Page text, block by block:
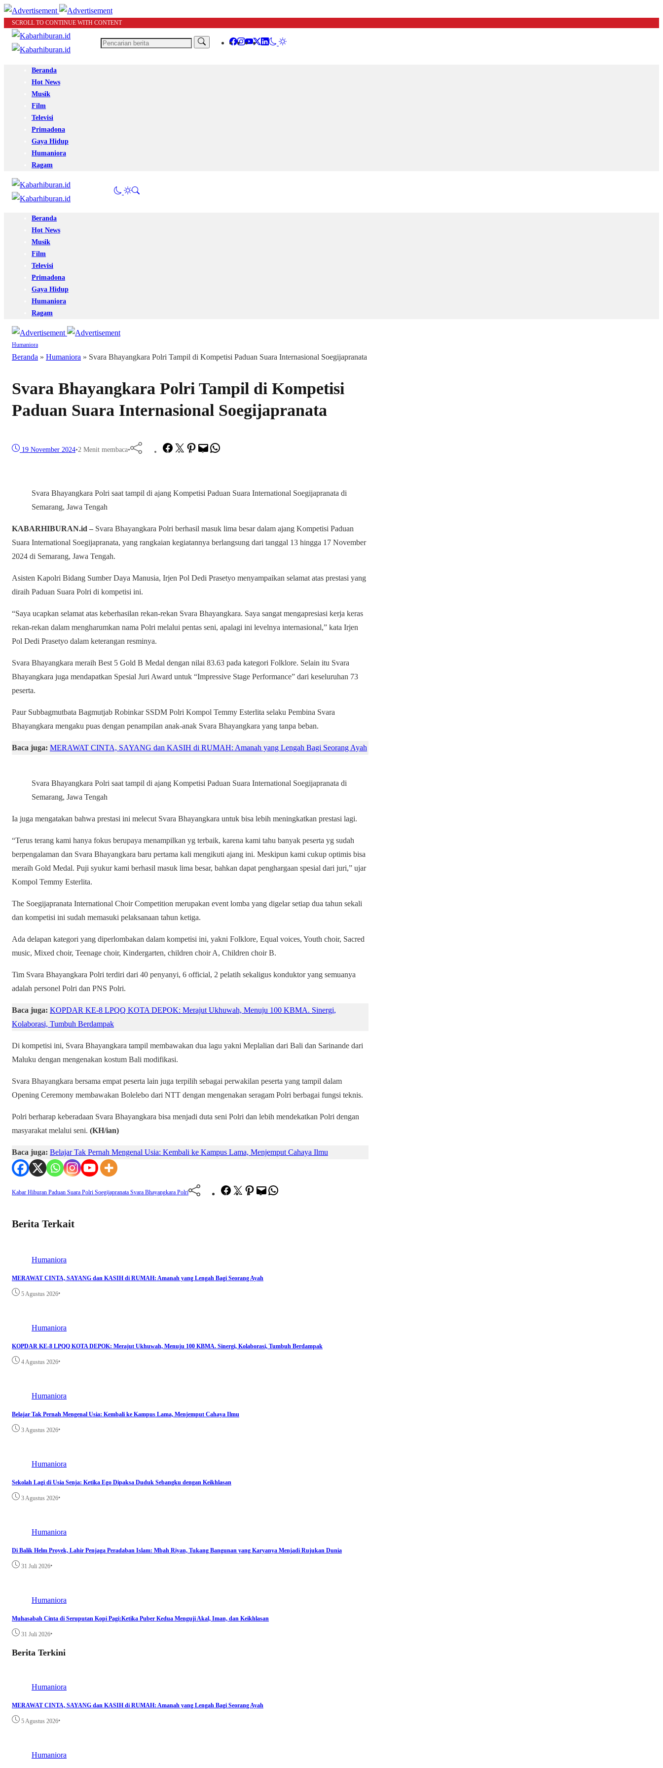
SCROLL TO CONTINUE WITH CONTENT
Beranda
Hot News
Musik
Film
Televisi
Primadona
Gaya Hidup
Humaniora
Ragam
Beranda
Hot News
Musik
Film
Televisi
Primadona
Gaya Hidup
Humaniora
Ragam
Humaniora
Beranda » Humaniora » Svara Bhayangkara Polri Tampil di Kompetisi Paduan Suara Internasional Soegijapranata
Svara Bhayangkara Polri Tampil di Kompetisi
Paduan Suara Internasional Soegijapranata
19 November 2024•2 Menit membaca• Facebook
TwitterPinterest
Mail
Svara Bhayangkara Polri saat tampil di ajang Kompetisi Paduan Suara International Soegijapranata di
Semarang, Jawa Tengah
KABARHIBURAN.id – Svara Bhayangkara Polri berhasil masuk lima besar dalam ajang Kompetisi Paduan
Suara International Soegijapranata, yang rangkaian kegiatannya berlangsung dari tanggal 13 hingga 17 November
2024 di Semarang, Jawa Tengah.
Asisten Kapolri Bidang Sumber Daya Manusia, Irjen Pol Dedi Prasetyo menyampaikan selamat atas prestasi yang
diraih Paduan Suara Polri di kompetisi ini.
“Saya ucapkan selamat atas keberhasilan rekan-rekan Svara Bhayangkara. Saya sangat mengapresiasi kerja keras
rekan-rekan dalam mengharumkan nama Polri melalui pentas seni, apalagi ini levelnya internasional,” kata Irjen
Pol Dedi Prasetyo dalam keterangan resminya.
Svara Bhayangkara meraih Best 5 Gold B Medal dengan nilai 83.63 pada kategori Folklore. Selain itu Svara
Bhayangkara juga mendapatkan Spesial Juri Award untuk “Impressive Stage Performance” dari keseluruhan 73
peserta.
Paur Subbagmutbata Bagmutjab Robinkar SSDM Polri Kompol Temmy Esterlita selaku Pembina Svara
Bhayangkara mengaku puas dengan penampilan anak-anak Svara Bhayangkara yang tanpa beban.
Baca juga: MERAWAT CINTA, SAYANG dan KASIH di RUMAH: Amanah yang Lengah Bagi Seorang Ayah
Svara Bhayangkara Polri saat tampil di ajang Kompetisi Paduan Suara International Soegijapranata di
Semarang, Jawa Tengah
Ia juga mengatakan bahwa prestasi ini melecut Svara Bhayangkara untuk bisa lebih meningkatkan prestasi lagi.
“Terus terang kami hanya fokus berupaya menampilkan yg terbaik, karena kami tahu banyak peserta yg sudah
berpengalaman dan Svara Bhayangkara baru pertama kali mengikuti ajang ini. Meskipun kami cukup optimis bisa
meraih Gold Medal. Puji syukur kami berhasil masuk lima besar, bahkan dapat penghargaan spesial dari juri,” ujar
Kompol Temmy Esterlita.
The Soegijapranata International Choir Competition merupakan event lomba yang digelar setiap dua tahun sekali
dan kompetisi ini sudah memasuki pelaksanaan tahun ketiga.
Ada delapan kategori yang diperlombakan dalam kompetisi ini, yakni Folklore, Equal voices, Youth choir, Sacred
music, Mixed choir, Teenage choir, Kindergarten, children choir A, Children choir B.
Tim Svara Bhayangkara Polri terdiri dari 40 penyanyi, 6 official, 2 pelatih sekaligus konduktor yang semuanya
adalah personel Polri dan PNS Polri.
Baca juga: KOPDAR KE-8 LPQQ KOTA DEPOK: Merajut Ukhuwah, Menuju 100 KBMA. Sinergi,
Kolaborasi, Tumbuh Berdampak
Di kompetisi ini, Svara Bhayangkara tampil membawakan dua lagu yakni Meplalian dari Bali dan Sarinande dari
Maluku dengan mengenakan kostum Bali modifikasi.
Svara Bhayangkara bersama empat peserta lain juga terpilih sebagai perwakilan peserta yang tampil dalam
Opening Ceremony membawakan Bolelebo dari NTT dengan mengenakan seragam Polri berbagai fungsi teknis.
Polri berharap keberadaan Svara Bhayangkara bisa menjadi duta seni Polri dan lebih mendekatkan Polri dengan
masyarakat melalui seni. (KH/ian)
Baca juga: Belajar Tak Pernah Mengenal Usia: Kembali ke Kampus Lama, Menjemput Cahaya Ilmu
Kabar Hiburan Paduan Suara Polri Soegijapranata Svara Bhayangkara Polri Facebook
TwitterPinterest
Mail
Berita Terkait
Humaniora
MERAWAT CINTA, SAYANG dan KASIH di RUMAH: Amanah yang Lengah Bagi Seorang Ayah
5 Agustus 2026•
Humaniora
KOPDAR KE-8 LPQQ KOTA DEPOK: Merajut Ukhuwah, Menuju 100 KBMA. Sinergi, Kolaborasi, Tumbuh Berdampak
4 Agustus 2026•
Humaniora
Belajar Tak Pernah Mengenal Usia: Kembali ke Kampus Lama, Menjemput Cahaya Ilmu
3 Agustus 2026•
Humaniora
Sekolah Lagi di Usia Senja: Ketika Ego Dipaksa Duduk Sebangku dengan Keikhlasan
3 Agustus 2026•
Humaniora
Di Balik Helm Proyek, Lahir Penjaga Peradaban Islam: Mbah Riyan, Tukang Bangunan yang Karyanya Menjadi Rujukan Dunia
31 Juli 2026•
Humaniora
Muhasabah Cinta di Seruputan Kopi Pagi:Ketika Puber Kedua Menguji Akal, Iman, dan Keikhlasan
31 Juli 2026•
Berita Terkini
Humaniora
MERAWAT CINTA, SAYANG dan KASIH di RUMAH: Amanah yang Lengah Bagi Seorang Ayah
5 Agustus 2026•
Humaniora